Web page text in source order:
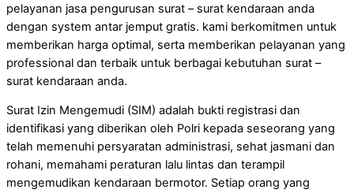
pelayanan jasa pengurusan surat – surat kendaraan anda
dengan system antar jemput gratis. kami berkomitmen untuk
memberikan harga optimal, serta memberikan pelayanan yang
professional dan terbaik untuk berbagai kebutuhan surat –
surat kendaraan anda.
Surat Izin Mengemudi (SIM) adalah bukti registrasi dan
identifikasi yang diberikan oleh Polri kepada seseorang yang
telah memenuhi persyaratan administrasi, sehat jasmani dan
rohani, memahami peraturan lalu lintas dan terampil
mengemudikan kendaraan bermotor. Setiap orang yang